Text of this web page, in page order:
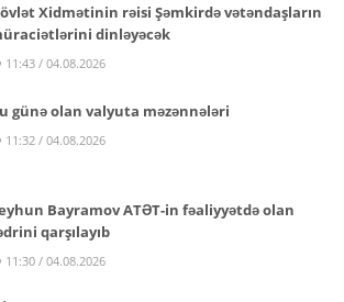
Xidmətinin rəisi Şəmkirdə vətəndaşların
dinləyəcək
11:43 / 04.08.2026
günə olan valyuta məzənnələri
11:32 / 04.08.2026
Bayramov ATƏT-in fəaliyyətdə olan
qarşılayıb
11:30 / 04.08.2026